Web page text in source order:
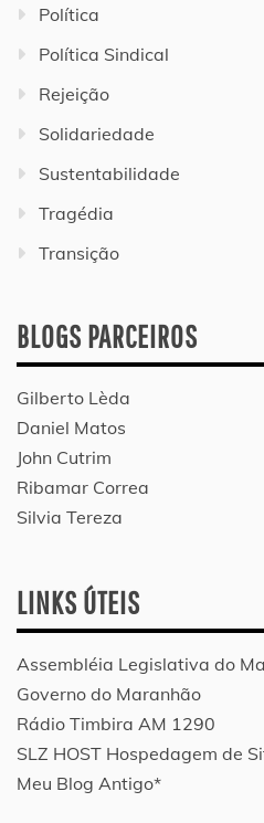
Política
Política Sindical
Rejeição
Solidariedade
Sustentabilidade
Tragédia
Transição
BLOGS PARCEIROS
Gilberto Lèda
Daniel Matos
John Cutrim
Ribamar Correa
Silvia Tereza
LINKS ÚTEIS
Assembléia Legislativa do
Governo do Maranhão
Rádio Timbira AM 1290
SLZ HOST Hospedagem de
Meu Blog Antigo*